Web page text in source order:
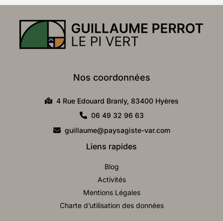
Nos coordonnées
4 Rue Edouard Branly, 83400 Hyères
06 49 32 96 63
guillaume@paysagiste-var.com
Liens rapides
Blog
Activités
Mentions Légales
Charte d’utilisation des données